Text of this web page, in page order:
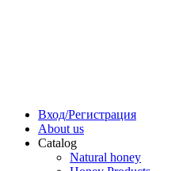
Вход/Регистрация
About us
Catalog
Natural honey